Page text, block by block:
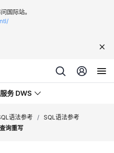
国际站。
务 DWS
语法参考 / SQL语法参考
查询重写